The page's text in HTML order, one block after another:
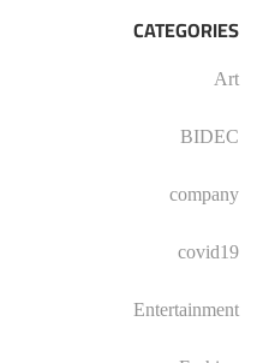
CATEGORIES
Art
BIDEC
company
covid19
Entertainment